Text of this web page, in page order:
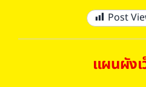
Post
แผนผังเ